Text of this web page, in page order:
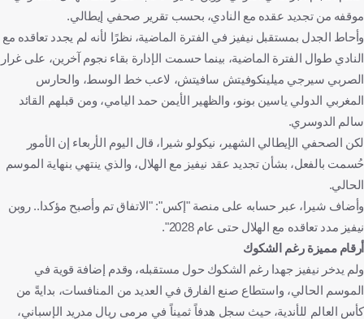
موقفه من تجديد عقده مع النادي، بحسب تقرير صحفي إيطالي.
وأحاط الجدل بمستقبل نيفيز في الفترة الماضية، نظرًا لأنه لم يجدد تعاقده مع
النادي طوال الفترة الماضية، بينما حسمت الإدارة بقاء نجوم آخرين، على غرار
الصربي سيرجي ميلينكوفيتش سافيتش، لاعب خط الوسط، والحارس
المغربي الدولي ياسين بونو، والظهير الأيمن حمد اليامي، ومن قبلهم القائد
سالم الدوسري.
لكن الصحفي الإيطالي الشهير، نيكولو شيرا، قال اليوم الأربعاء إن الأمور
حُسمت بالفعل، بشأن تجديد عقد نيفيز مع الهلال، والذي ينتهي بنهاية الموسم
الحالي.
وأضاف شيرا، عبر حسابه على منصة "إكس": "الاتفاق تم وأصبح مؤكدا.. روبن
نيفيز مدد تعاقده مع الهلال حتى عام 2028".
أرقام مميزة رغم الشكوك
ولم يدخر نيفيز جهدا رغم الشكوك حول مستقبله، وقدم إضافة قوية في
الموسم الحالي، واستطاع صنع الفارق في العديد من المنافسات، بدايةً من
كأس العالم للأندية، حيث سجل هدفاً ثميناً في مرمى ريال مدريد الإسباني،